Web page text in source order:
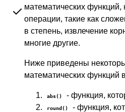
математических
операции, такие как
в степень, извлечение
многие другие.
Ниже приведены
математических функций
abs() - функция,
round()
- функция,